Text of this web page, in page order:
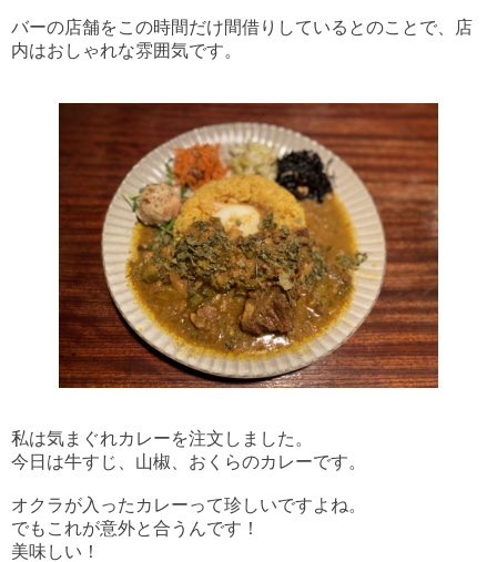
バーの店舗をこの時間だけ間借りしているとのことで、店
内はおしゃれな雰囲気です。
私は気まぐれカレーを注文しました。
今日は牛すじ、山椒、おくらのカレーです。
オクラが入ったカレーって珍しいですよね。
でもこれが意外と合うんです！
美味しい！